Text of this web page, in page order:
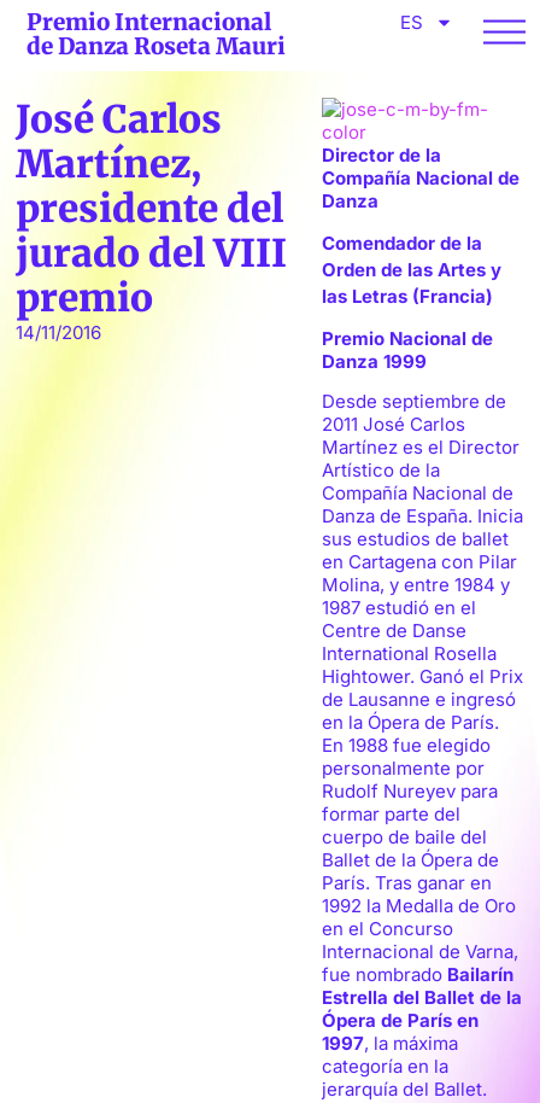
Premio Internacional
de Danza Roseta Mauri
ES
José Carlos
Martínez,
presidente del
jurado del VIII
premio
14/11/2016
Director de la
Compañía Nacional de
Danza
Comendador de la
Orden de las Artes y
las Letras (Francia)
Premio Nacional de
Danza 1999
Desde septiembre de
2011 José Carlos
Martínez es el Director
Artístico de la
Compañía Nacional de
Danza de España. Inicia
sus estudios de ballet
en Cartagena con Pilar
Molina, y entre 1984 y
1987 estudió en el
Centre de Danse
International Rosella
Hightower. Ganó el Prix
de Lausanne e ingresó
en la Ópera de París.
En 1988 fue elegido
personalmente por
Rudolf Nureyev para
formar parte del
cuerpo de baile del
Ballet de la Ópera de
París. Tras ganar en
1992 la Medalla de Oro
en el Concurso
Internacional de Varna,
fue nombrado Bailarín
Estrella del Ballet de la
Ópera de París en
1997, la máxima
categoría en la
jerarquía del Ballet.